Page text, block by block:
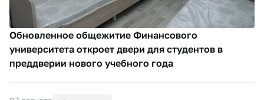
Обновленное общежитие Финансового
университета откроет двери для студентов в
преддверии нового учебного года